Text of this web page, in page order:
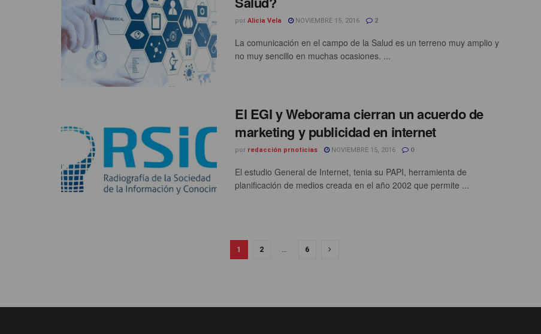
por Alicia Vela NOVIEMBRE 15, 2016 2
La comunicación en el campo de la Salud es un terreno muy amplio y
no muy sencillo en muchas ocasiones. ...
El EGI y Weborama cierran un acuerdo de
marketing y publicidad en internet
por redacción prnoticias NOVIEMBRE 15, 2016 0
El estudio General de Internet, tenia su PAPI, herramienta de
planificación de medios creada en el año 2002 que permite ...
1 2 6